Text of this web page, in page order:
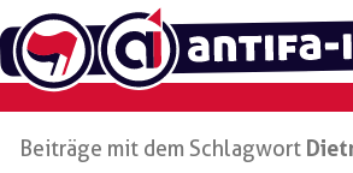
Zum
Inhalt
springen
Beiträge mit dem Schlagwort